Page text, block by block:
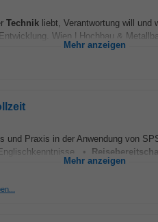
Technik liebt, Verantwortung will
Wien | Hochbau &
Mehr anzeigen
Praxis in der Anwendung von
•
Mehr anzeigen